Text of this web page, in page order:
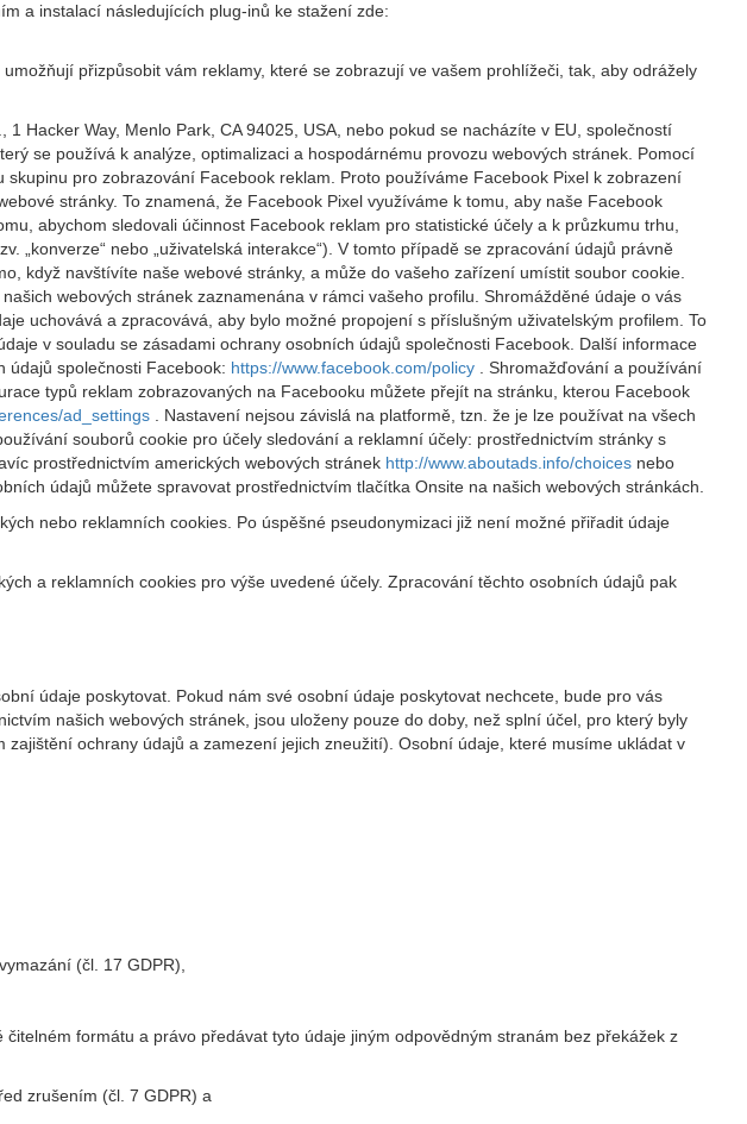
a instalací následujících plug-inů ke stažení zde:
přizpůsobit vám reklamy, které se zobrazují ve vašem prohlížeči, tak, aby odrážely
Hacker Way, Menlo Park, CA 94025, USA, nebo pokud se nacházíte v EU, společností
se používá k analýze, optimalizaci a hospodárnému provozu webových stránek. Pomocí
pro zobrazování Facebook reklam. Proto používáme Facebook Pixel k zobrazení
stránky. To znamená, že Facebook Pixel využíváme k tomu, aby naše Facebook
abychom sledovali účinnost Facebook reklam pro statistické účely a k průzkumu trhu,
nebo „uživatelská interakce“). V tomto případě se zpracování údajů právně
když navštívíte naše webové stránky, a může do vašeho zařízení umístit soubor cookie.
webových stránek zaznamenána v rámci vašeho profilu. Shromážděné údaje o vás
uchovává a zpracovává, aby bylo možné propojení s příslušným uživatelským profilem. To
v souladu se zásadami ochrany osobních údajů společnosti Facebook. Další informace
údajů společnosti Facebook: https://www.facebook.com/policy
. Shromažďování a používání
typů reklam zobrazovaných na Facebooku můžete přejít na stránku, kterou Facebook
ad_settings
. Nastavení nejsou závislá na platformě, tzn. že je lze používat na všech
souborů cookie pro účely sledování a reklamní účely: prostřednictvím stránky s
prostřednictvím amerických webových stránek http://www.aboutads.info/choices nebo
údajů můžete spravovat prostřednictvím tlačítka Onsite na našich webových stránkách.
nebo reklamních cookies. Po úspěšné pseudonymizaci již není možné přiřadit údaje
a reklamních cookies pro výše uvedené účely. Zpracování těchto osobních údajů pak
údaje poskytovat. Pokud nám své osobní údaje poskytovat nechcete, bude pro vás
našich webových stránek, jsou uloženy pouze do doby, než splní účel, pro který byly
ochrany údajů a zamezení jejich zneužití). Osobní údaje, které musíme ukládat v
(čl. 17 GDPR),
formátu a právo předávat tyto údaje jiným odpovědným stranám bez překážek z
zrušením (čl. 7 GDPR) a